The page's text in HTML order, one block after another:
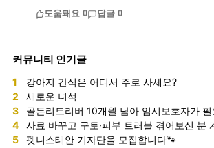
도움돼요 0 답글 0
커뮤니티 인기글
1 강아지 간식은 어디서 주로 사세요?
2 새로운 녀석
3 골든리트리버 10개월 남아 임시보호자가
4 사료 바꾸고 구토·피부 트러블 겪어보신 분
5 펫니스태안 기자단을 모집합니다🐾